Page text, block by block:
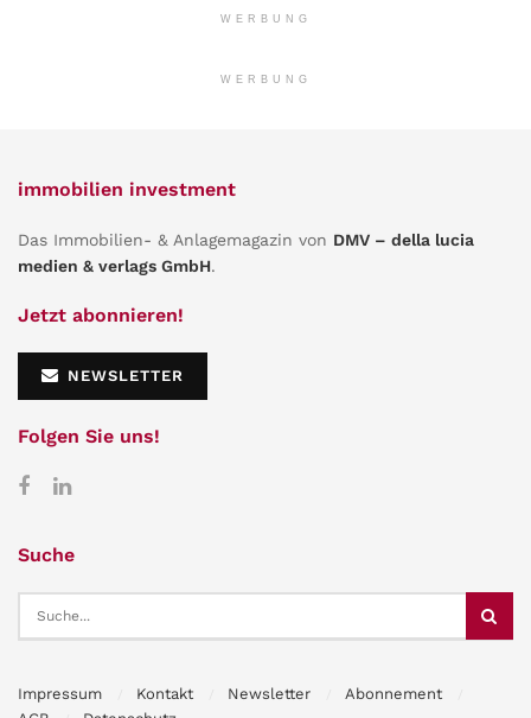
WERBUNG
WERBUNG
immobilien investment
Das Immobilien- & Anlagemagazin von DMV – della lucia
medien & verlags GmbH.
Jetzt abonnieren!
NEWSLETTER
Folgen Sie uns!
Suche
Impressum Kontakt Newsletter
Abonnement